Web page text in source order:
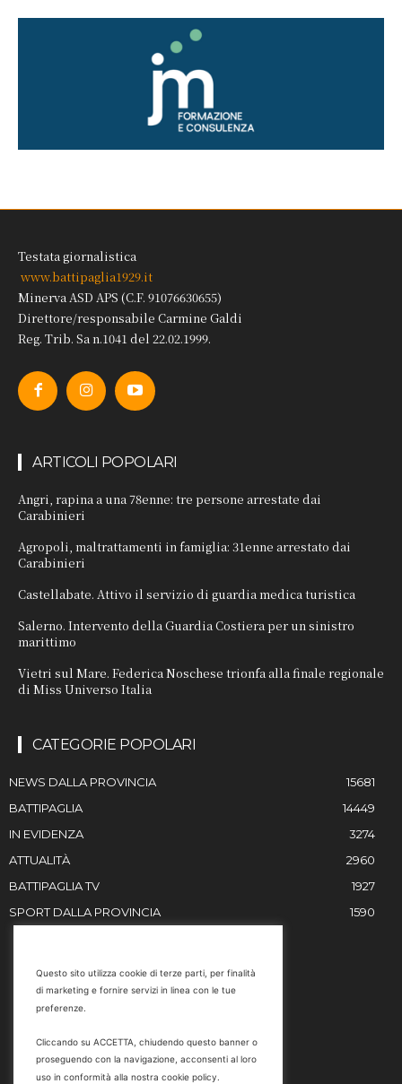
Testata giornalistica
www.battipaglia1929.it
Minerva ASD APS (C.F. 91076630655)
Direttore/responsabile Carmine Galdi
Reg. Trib. Sa n.1041 del 22.02.1999.
ARTICOLI POPOLARI
Angri, rapina a una 78enne: tre persone arrestate dai
Carabinieri
Agropoli, maltrattamenti in famiglia: 31enne arrestato dai
Carabinieri
Castellabate. Attivo il servizio di guardia medica turistica
Salerno. Intervento della Guardia Costiera per un sinistro
marittimo
Vietri sul Mare. Federica Noschese trionfa alla finale regionale
di Miss Universo Italia
CATEGORIE POPOLARI
NEWS DALLA PROVINCIA
15681
BATTIPAGLIA
14449
IN EVIDENZA
3274
ATTUALITÀ
2960
BATTIPAGLIA TV
1927
SPORT DALLA PROVINCIA
1590
Email
marketing@battipaglia1929.it
carminegaldi@virgilio.it
Questo sito utilizza cookie di terze parti, per finalità
di marketing e fornire servizi in linea con le tue
preferenze.
Cliccando su ACCETTA, chiudendo questo banner o
proseguendo con la navigazione, acconsenti al loro
uso in conformità alla nostra cookie policy.